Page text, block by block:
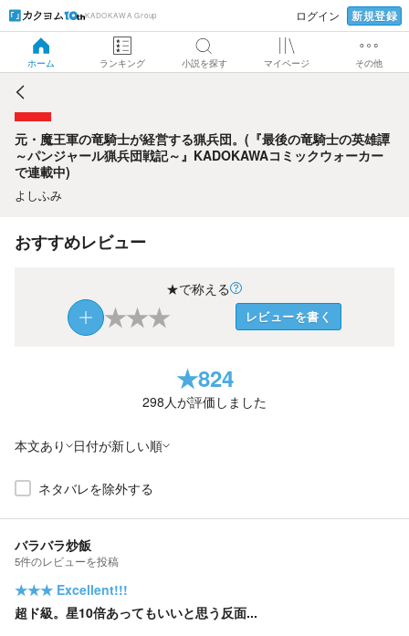
KADOKAWA Group ログイン 新規登録
ホーム ランキング 小説を探す マイページ その他
元・魔王軍の竜騎士が経営する猟兵団。(『最後の竜騎士の英
雄譚～パンジャール猟兵団戦記～』KADOKAWAコミックウ
ォーカーで連載中)
元・魔王軍の竜騎士が経営する猟兵団。(『最後の竜騎士の英雄譚
～パンジャール猟兵団戦記～』KADOKAWAコミックウォーカー
で連載中)
よしふみ
おすすめレビュー
★で称える
★★★ レビューを書く
★824
298人が評価しました
本文あり 日付が新しい順
ネタバレを除外する
バラバラ炒飯
5件のレビューを投稿
★★★ Excellent!!!
超ド級。星10倍あってもいいと思う反面...